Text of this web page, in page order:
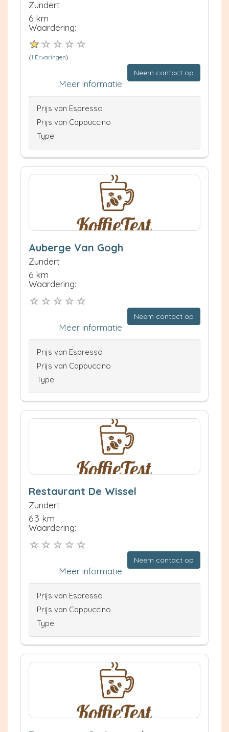
Zundert
6 km
Waardering:
(1 Ervaringen)
Neem contact op
Meer informatie
Prijs van Espresso
Prijs van Cappuccino
Type
Auberge Van Gogh
Zundert
6 km
Waardering:
Neem contact op
Meer informatie
Prijs van Espresso
Prijs van Cappuccino
Type
Restaurant De Wissel
Zundert
6.3 km
Waardering:
Neem contact op
Meer informatie
Prijs van Espresso
Prijs van Cappuccino
Type